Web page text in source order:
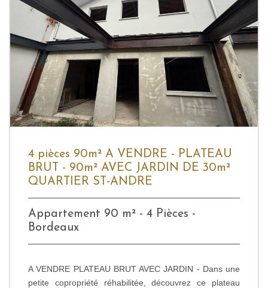
4 pièces 90m² A VENDRE - PLATEAU
BRUT - 90m² AVEC JARDIN DE 30m²
QUARTIER ST-ANDRE
Appartement 90 m² - 4 Pièces -
Bordeaux
A VENDRE PLATEAU BRUT AVEC JARDIN - Dans une
petite copropriété réhabilitée, découvrez ce plateau